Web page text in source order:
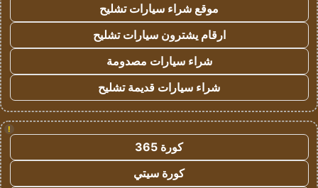
موقع شراء سيارات تشليح
ارقام يشترون سيارات تشليح
شراء سيارات مصدومة
شراء سيارات قديمة تشليح
!
كورة 365
كورة سيتي